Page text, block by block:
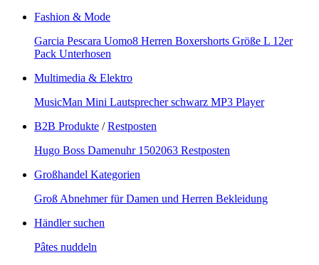
Fashion & Mode
Garcia Pescara Uomo8 Herren Boxershorts Größe L 12er
Pack Unterhosen
Multimedia & Elektro
MusicMan Mini Lautsprecher schwarz MP3 Player
B2B Produkte /Restposten
Hugo Boss Damenuhr 1502063 Restposten
Großhandel Kategorien
Groß Abnehmer für Damen und Herren Bekleidung
Händler suchen
Pâtes nuddeln